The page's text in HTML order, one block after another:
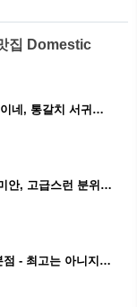
집 Domestic
제주 갈치 조림 구이 맛집 운정이네, 통갈치 서귀포맛집
파주 장어 맛집 갈릴리농원 청미안, 고급스런 분위기의 장어맛집
용인 구성 곱창 맛집, 곱덕후 본점 - 최고는 아니지만, 계속 생각나는 맛